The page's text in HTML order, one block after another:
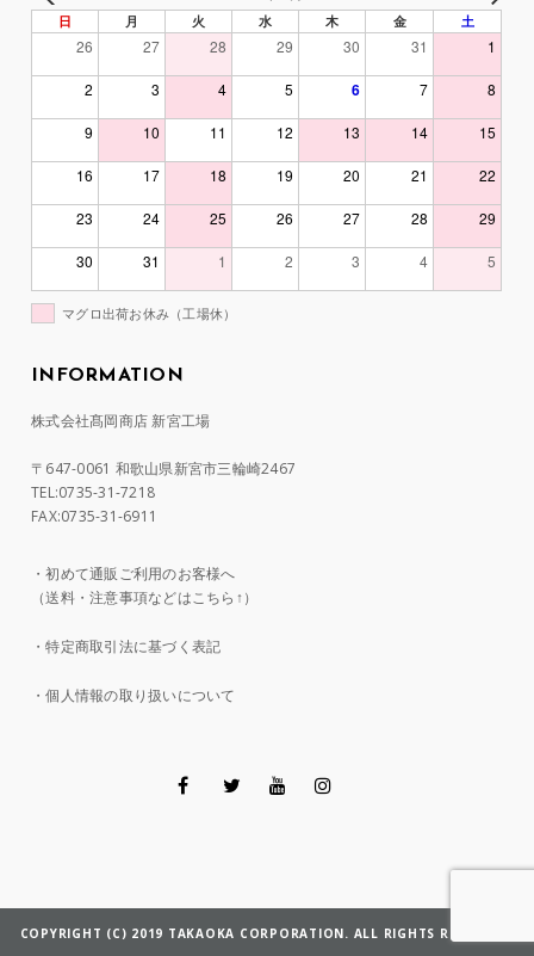
日 月 火 水 木 金 土
26 27 28 29 30 31 1
2 3 4 5 6 7 8
9 10 11 12 13 14 15
16 17 18 19 20 21 22
23 24 25 26 27 28 29
30 31 1 2 3 4 5
マグロ出荷お休み（工場休）
INFORMATION
株式会社髙岡商店 新宮工場
〒647-0061 和歌山県新宮市三輪崎2467
TEL:0735-31-7218
FAX:0735-31-6911
・初めて通販ご利用のお客様へ
（送料・注意事項などはこちら↑）
・特定商取引法に基づく表記
・個人情報の取り扱いについて
COPYRIGHT (C) 2019 TAKAOKA CORPORATION. ALL RIGHTS RESERVED.